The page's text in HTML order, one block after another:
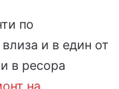
по
и в един от
в ресора
на